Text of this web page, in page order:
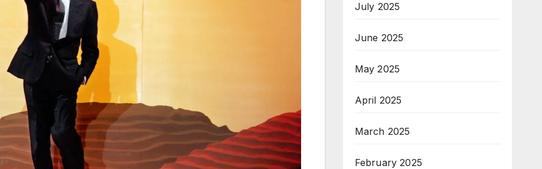
July 2025
June 2025
May 2025
April 2025
March 2025
February 2025